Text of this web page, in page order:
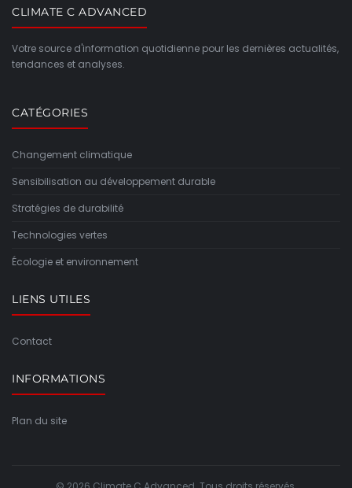
CLIMATE C ADVANCED
Votre source d'information quotidienne pour les dernières actualités,
tendances et analyses.
CATÉGORIES
Changement climatique
Sensibilisation au développement durable
Stratégies de durabilité
Technologies vertes
Écologie et environnement
LIENS UTILES
Contact
INFORMATIONS
Plan du site